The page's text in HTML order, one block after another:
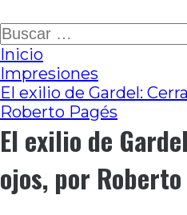
Ir
al
contenido
Buscar:
Inicio
Impresiones
El exilio de Gardel:
Roberto Pagés
El exilio de
ojos, por Roberto